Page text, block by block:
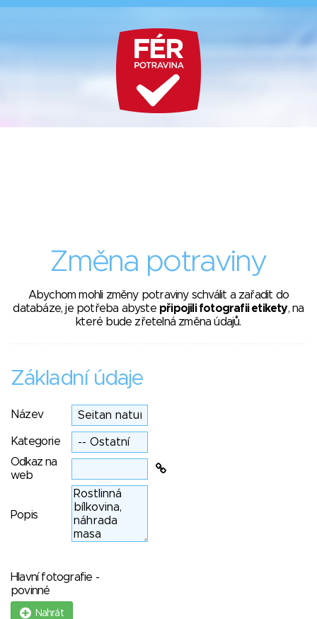
Změna potraviny
Abychom mohli změny potraviny schválit a zařadit do
databáze, je potřeba abyste připojili fotografii etikety, na
které bude zřetelná změna údajů.
Základní údaje
Název
Kategorie
Odkaz na
web
Popis
Hlavní fotografie -
povinné
Nahrát